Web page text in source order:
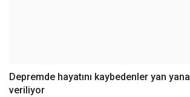
Depremde hayatını kaybedenler yan
veriliyor